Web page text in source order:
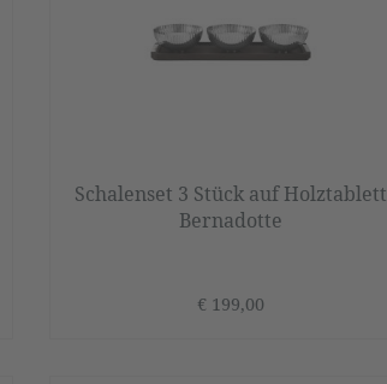
Schalenset 3 Stück auf Holztablett
Bernadotte
€ 199,00